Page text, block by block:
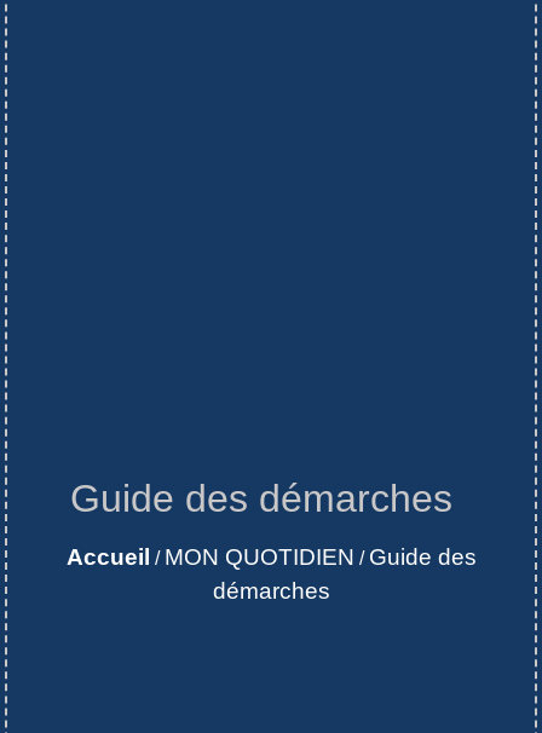
Guide des démarches
Accueil / MON QUOTIDIEN / Guide des
démarches